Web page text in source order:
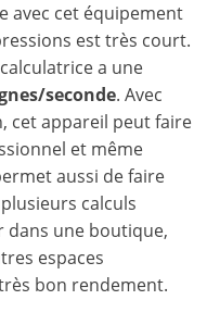
avec cet équipement
est très court.
a une
seconde. Avec
cet appareil peut faire
et même
aussi de faire
calculs
dans une boutique,
espaces
bon rendement.